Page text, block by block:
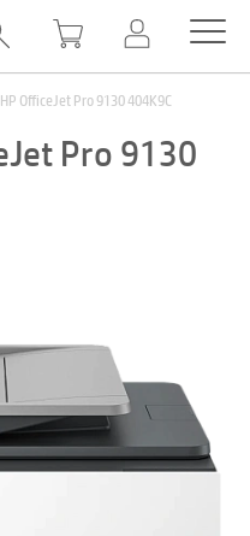
OfficeJet Pro 9130 404K9C
Pro 9130